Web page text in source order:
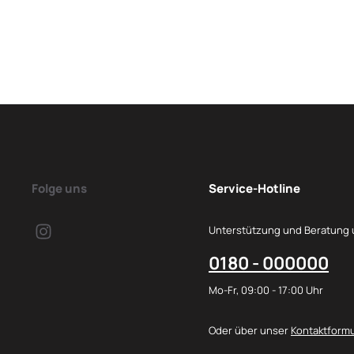
Folge uns Service-Hotline
Unterstützung und Beratung
0180 - 000000
Mo-Fr, 09:00 - 17:00 Uhr
Oder über unser